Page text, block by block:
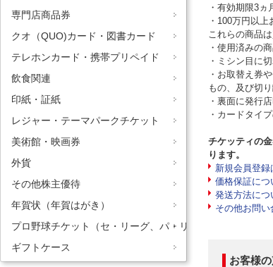
専門店商品券
クオ（QUO)カード・図書カード
テレホンカード・携帯プリペイド
飲食関連
印紙・証紙
レジャー・テーマパークチケット
美術館・映画券
外貨
その他株主優待
年賀状（年賀はがき）
プロ野球チケット（セ・リーグ、パ・リーグ）
ギフトケース
・有効期限3ヵ
・100万円以
これらの商品
・使用済みの
・ミシン目に
・お取替え券
もの、及び切
・裏面に発行
・カードタイ
チケッティの
ります。
新規会員登録
価格保証につ
発送方法につ
その他お問い
お客様